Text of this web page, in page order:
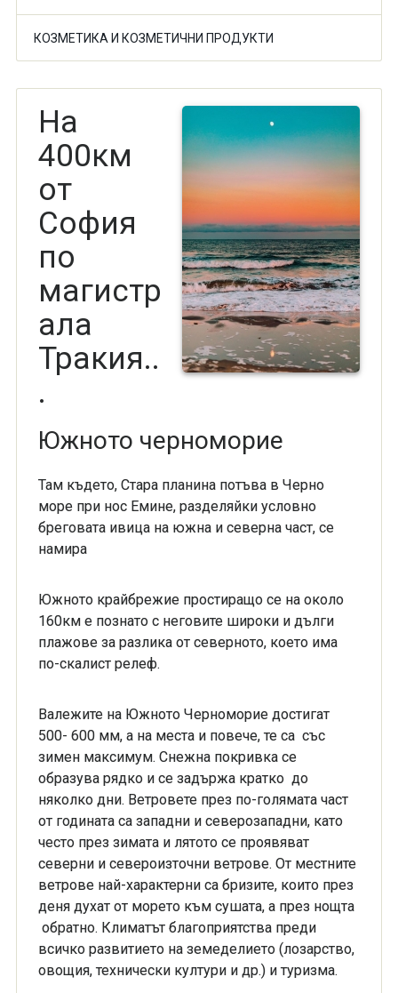
КОЗМЕТИКА И КОЗМЕТИЧНИ ПРОДУКТИ
На
400км
от
София
по
магистр
ала
Тракия..
.
Южното черноморие
Там където, Стара планина потъва в Черно
море при нос Емине, разделяйки условно
бреговата ивица на южна и северна част, се
намира
Южното крайбрежие простиращо се на около
160км е познато с неговите широки и дълги
плажове за разлика от северното, което има
по-скалист релеф.
Валежите на Южното Черноморие достигат
500­- 600 мм, а на места и повече, те са ­ със
зимен максимум. Снежна покривка се
образува рядко и се задържа кратко до
няколко дни. Ветровете през по-голямата част
от годината са западни и северозападни, като
често през зимата и лятото се проявяват
северни и североизточни ветрове. От местните
ветрове най-характерни са бризите, които през
деня духат от морето към сушата, а през нощта
­ обратно. Климатът благоприятства преди
всичко развитието на земеделието (лозарство,
овощия, технически култури и др.) и туризма.